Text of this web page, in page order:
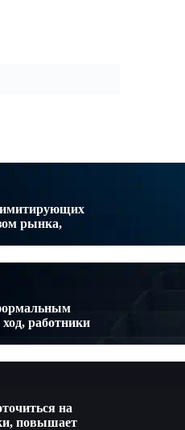
имитирующих
рынка,
работники
на
повышает